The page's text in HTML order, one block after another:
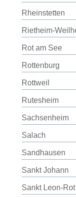
Rheinstetten
Rietheim-
Rot am See
Rottenburg
Rottweil
Rutesheim
Sachsenheim
Salach
Sandhausen
Sankt Johann
Sankt Leon-Rot